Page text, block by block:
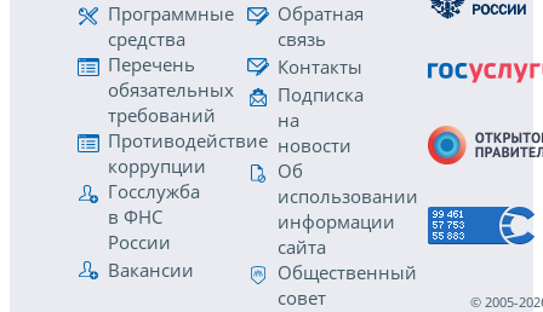
Программные
средства
Перечень
обязательных
требований
Противодействие
коррупции
Госслужба
в ФНС
России
Вакансии
Обратная
связь
Контакты
Подписка
на
новости
Об
использовании
информации
сайта
Общественный
совет
© 2005-